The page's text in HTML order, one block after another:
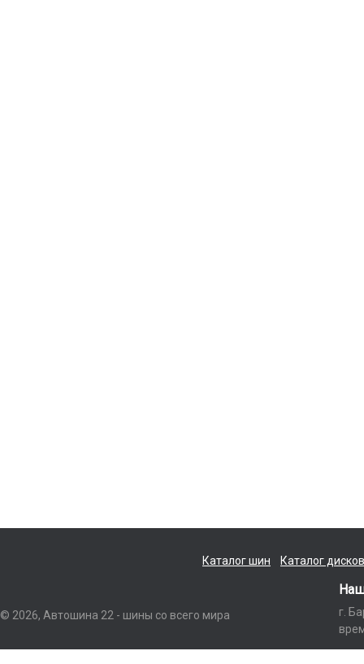
Каталог шин Каталог дисков
© 2026, Автошина 22 - шины со всего мира
г.